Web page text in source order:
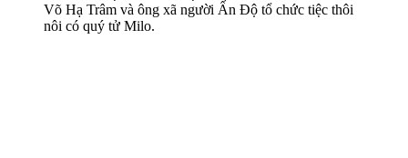
Võ Hạ Trâm và ông xã người Ấn Độ tổ chức tiệc thôi
nôi có quý tử Milo.